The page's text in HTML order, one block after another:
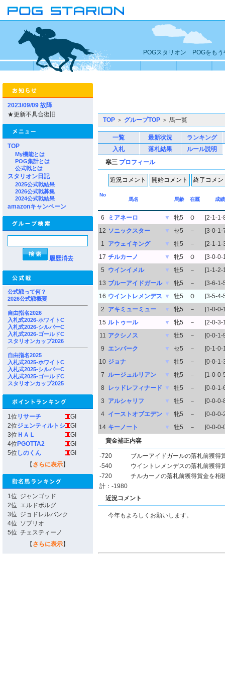
POGスタリオン POGをもう
2023/09/09 故障
★更新不具合復旧
TOP
My機能とは
POG集計とは
公式戦とは
スタリオン日記
2025公式戦結果
2026公式戦募集
2024公式戦結果
amazonキャンペーン
履歴消去
公式戦って何？
2026公式戦概要
自由指名2026
入札式2026-ホワイトC
入札式2026-シルバーC
入札式2026-ゴールドC
スタリオンカップ2026
自由指名2025
入札式2025-ホワイトC
入札式2025-シルバーC
入札式2025-ゴールドC
スタリオンカップ2025
1位 リサーチ
GI
2位ジェンティルトシ
GI
3位 ＨＡＬ
GI
4位 PGOTTA2
GI
5位 しのくん
GI
【 さらに表示】
1位 ジャンゴッド
2位 エルドボルグ
3位 ジョドレルバンク
4位 ソブリオ
5位 チェスティーノ
【 さらに表示】
TOP ＞ グループTOP ＞ 馬一覧
一覧 最新状況
ランキング
入札
落札結果
ルール説明
寒三 プロフィール
No
馬名
馬齢 在厩 成績
6 ミアネーロ ▼ 牝5 Ｏ
[2-1-1-
12 ソニックスター ▼ セ5 －
[3-0-1-
1
アウェイキング ▼ 牡5 －
[2-1-1-
17 チルカーノ ▼ 牝5 Ｏ
[3-0-0-
5
ウインイメル ▼ 牡5 －
[1-1-2-
13 ブルーアイドガール ▼ 牝5 －
[3-6-1-
16 ウイントレメンデス ▼ 牡5 Ｏ
[3-5-4-
2
アキミューミュー ▼ 牝5 －
[1-0-0-
15 ルトゥール ▼ 牝5 －
[2-0-3-
11 アクシノス ▼ 牡5 －
[0-0-1-
9
エンバーク ▼ セ5 －
[0-1-0-
10 ジョナ ▼ 牡5 －
[0-0-1-
7 ルージュルリアン ▼ 牝5 －
[1-0-0-
8
レッドレフィナード ▼ 牡5 －
[0-0-1-
3
アルシャリフ ▼ 牡5 －
[0-0-0-
4
イーストオブエデン ▼ 牝5 －
[0-0-0-
14 キーノート ▼ 牡5 －
[0-0-0-
賞金補正内容
-720
ブルーアイドガールの落札前獲得
-540
ウイントレメンデスの落札前獲得
-720
チルカーノの落札前獲得賞金を相
計：-1980
近況コメント
今年もよろしくお願いします。